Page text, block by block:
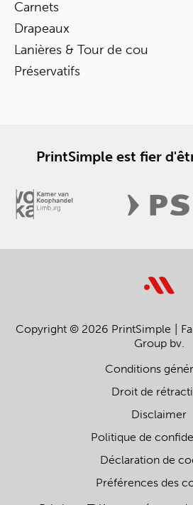
Carnets
Drapeaux
Lanières & Tour de cou
Préservatifs
PrintSimple est fier
Copyright © 2026 PrintSimple
Group bv.
Conditions
Droit de
Disclaimer
Politique de
Déclaration de
Préférences des